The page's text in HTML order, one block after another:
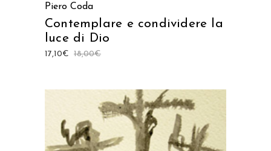
Piero Coda
Contemplare e condividere la
luce di Dio
18,00€
17,10€